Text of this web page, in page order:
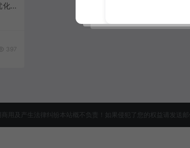
化
397
商用及产生法律纠纷本站概不负责！如果侵犯了您的权益请发